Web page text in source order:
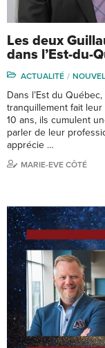
Les deux
dans l’Est-du-
ACTUALITÉ
Dans l’Est du
tranquillement fait leur
10 ans, ils cumulent
parler de leur
apprécie …
MARIE-EVE CÔTÉ